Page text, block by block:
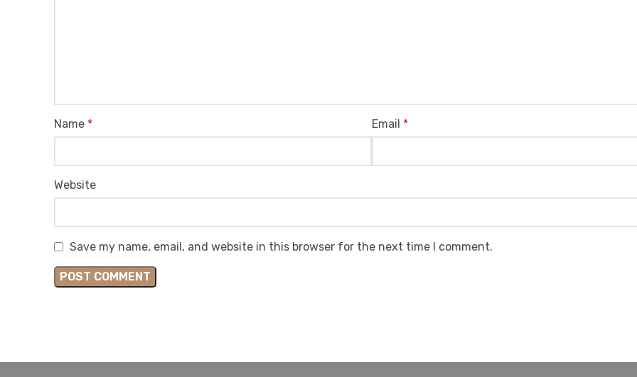
Name * Email *
Website
Save my name, email, and website in this browser for the next time I comment.